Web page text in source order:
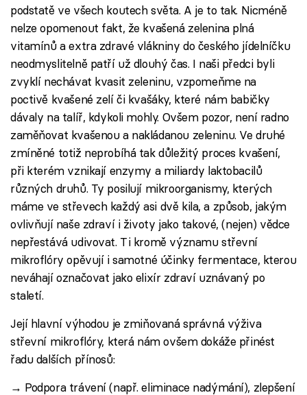
podstatě ve všech koutech světa. A je to tak. Nicméně
nelze opomenout fakt, že kvašená zelenina plná
vitamínů a extra zdravé vlákniny do českého jídelníčku
neodmyslitelně patří už dlouhý čas. I naši předci byli
zvyklí nechávat kvasit zeleninu, vzpomeňme na
poctivě kvašené zelí či kvašáky, které nám babičky
dávaly na talíř, kdykoli mohly. Ovšem pozor, není radno
zaměňovat kvašenou a nakládanou zeleninu. Ve druhé
zmíněné totiž neprobíhá tak důležitý proces kvašení,
při kterém vznikají enzymy a miliardy laktobacilů
různých druhů. Ty posilují mikroorganismy, kterých
máme ve střevech každý asi dvě kila, a způsob, jakým
ovlivňují naše zdraví i životy jako takové, (nejen) vědce
nepřestává udivovat. Ti kromě významu střevní
mikroflóry opěvují i samotné účinky fermentace, kterou
neváhají označovat jako elixír zdraví uznávaný po
staletí.
Její hlavní výhodou je zmiňovaná správná výživa
střevní mikroflóry, která nám ovšem dokáže přinést
řadu dalších přínosů:
→ Podpora trávení (např. eliminace nadýmání), zlepšení